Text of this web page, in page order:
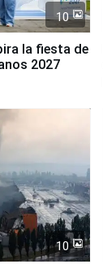
10
la fiesta de
2027
10